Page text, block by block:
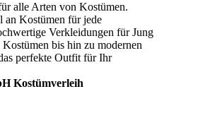
alle Arten von Kostümen.
an Kostümen für jede
Verkleidungen für Jung
bis hin zu modernen
perfekte Outfit für Ihr
Kostümverleih